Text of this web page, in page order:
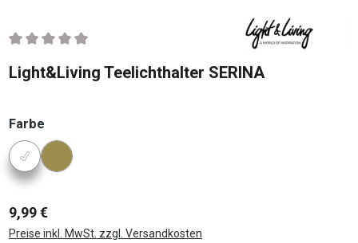
Durchschnittliche Bewertung von 0 von 5 Sternen
Light&Living Teelichthalter SERINA
Farbe
Konfigurator Farbe
9,99 €
Preise inkl. MwSt. zzgl. Versandkosten